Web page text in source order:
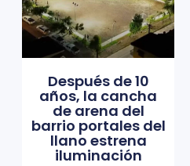
Después de 10
años, la cancha
de arena del
barrio portales del
llano estrena
iluminación